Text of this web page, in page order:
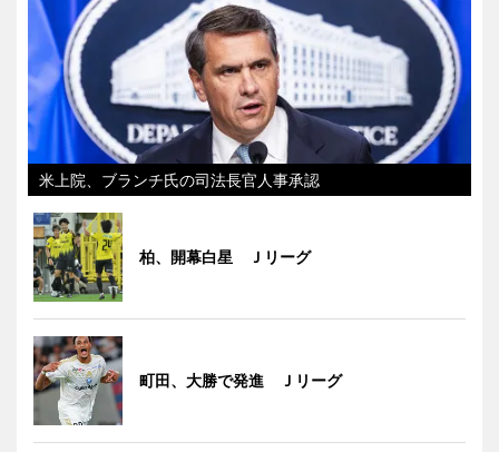
米上院、ブランチ氏の司法長官人事承認
柏、開幕白星 Ｊリーグ
町田、大勝で発進 Ｊリーグ